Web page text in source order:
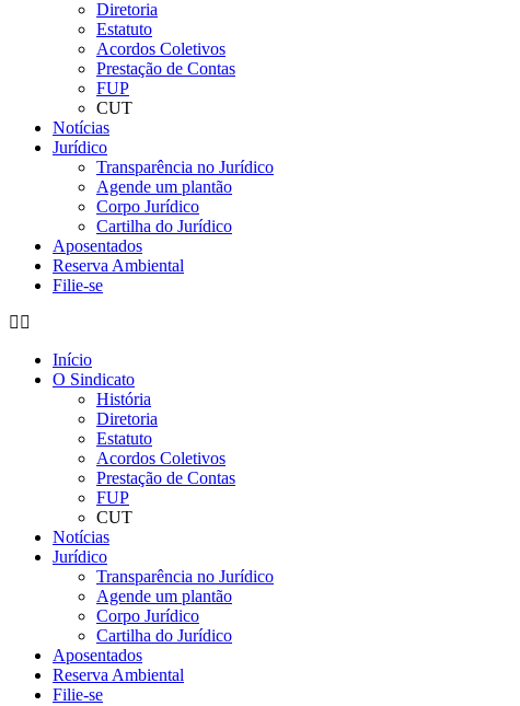
Diretoria
Estatuto
Acordos Coletivos
Prestação de Contas
FUP
CUT
Notícias
Jurídico
Transparência no Jurídico
Agende um plantão
Corpo Jurídico
Cartilha do Jurídico
Aposentados
Reserva Ambiental
Filie-se
Início
O Sindicato
História
Diretoria
Estatuto
Acordos Coletivos
Prestação de Contas
FUP
CUT
Notícias
Jurídico
Transparência no Jurídico
Agende um plantão
Corpo Jurídico
Cartilha do Jurídico
Aposentados
Reserva Ambiental
Filie-se